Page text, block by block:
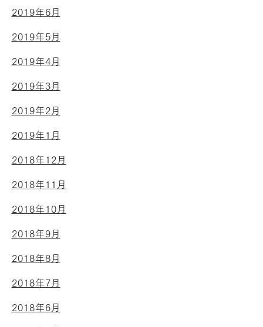
2019年6月
2019年5月
2019年4月
2019年3月
2019年2月
2019年1月
2018年12月
2018年11月
2018年10月
2018年9月
2018年8月
2018年7月
2018年6月